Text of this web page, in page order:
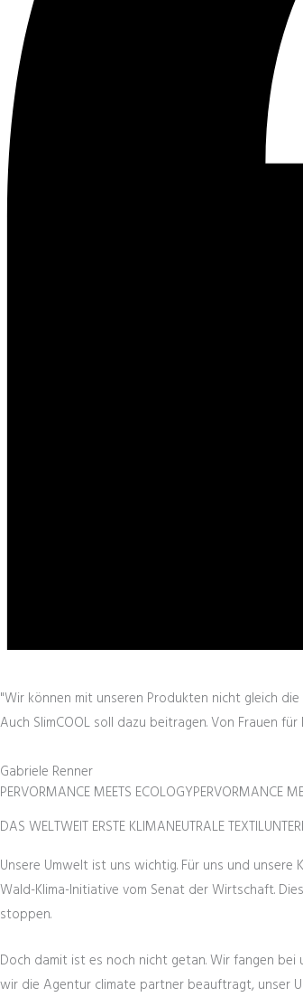
"Wir können mit unseren Produkten nicht gleich
Auch SlimCOOL soll dazu beitragen. Von Frauen für
Gabriele Renner
PERVORMANCE MEETS ECOLOGYPERVORMANCE
DAS WELTWEIT ERSTE KLIMANEUTRALE
Unsere Umwelt ist uns wichtig. Für uns und
Wald-Klima-Initiative vom Senat der Wirtschaft.
stoppen.
Doch damit ist es noch nicht getan. Wir fangen bei
wir die Agentur climate partner beauftragt, unser